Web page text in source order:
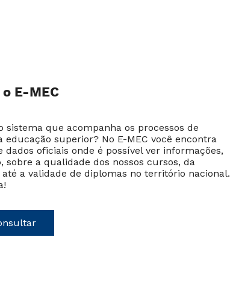
E-MEC
sistema que acompanha os processos de
educação superior? No E-MEC você encontra
dados oficiais onde é possível ver informações,
sobre a qualidade dos nossos cursos, da
a validade de diplomas no território nacional.